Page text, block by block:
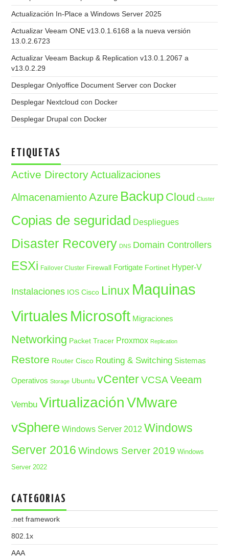
Actualización In-Place a Windows Server 2025
Actualizar Veeam ONE v13.0.1.6168 a la nueva versión
13.0.2.6723
Actualizar Veeam Backup & Replication v13.0.1.2067 a
v13.0.2.29
Desplegar Onlyoffice Document Server con Docker
Desplegar Nextcloud con Docker
Desplegar Drupal con Docker
ETIQUETAS
Active Directory Actualizaciones
Almacenamiento Azure Backup Cloud Cluster
Copias de seguridad Despliegues
Disaster Recovery DNS Domain Controllers
ESXi Failover Cluster Firewall Fortigate Fortinet Hyper-V
Instalaciones IOS Cisco Linux Maquinas
Virtuales Microsoft Migraciones
Networking Packet Tracer Proxmox Replication
Restore Router Cisco Routing & Switching Sistemas
Operativos Storage Ubuntu vCenter VCSA Veeam
Vembu Virtualización VMware
vSphere Windows Server 2012 Windows
Server 2016 Windows Server 2019 Windows
Server 2022
CATEGORIAS
.net framework
802.1x
AAA